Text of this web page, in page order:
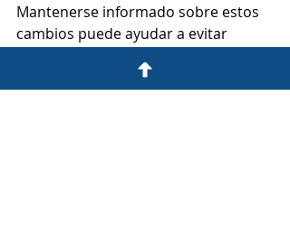
Mantenerse informado sobre estos
cambios puede ayudar a evitar
documentación de inmigración ante